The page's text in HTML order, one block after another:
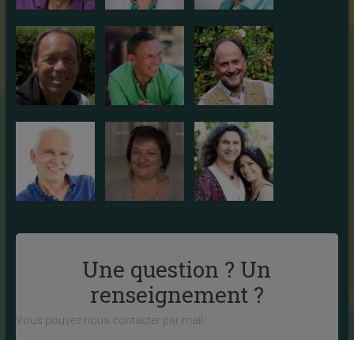
Une question ? Un
renseignement ?
Vous pouvez nous contacter par mail :